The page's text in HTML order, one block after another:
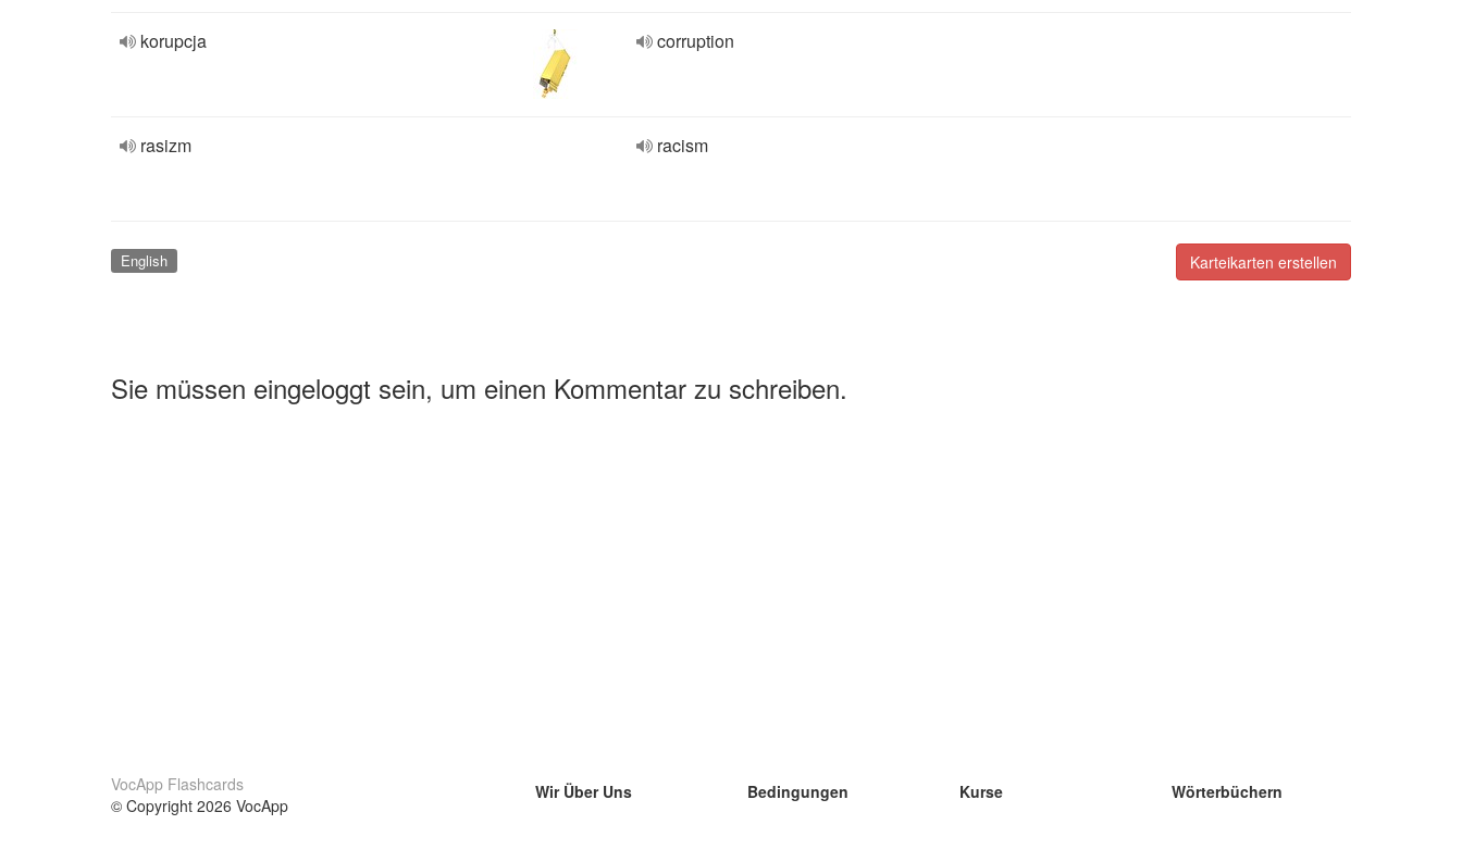
korupcja corruption
rasizm racism
Karteikarten erstellen
English
Sie müssen eingeloggt sein, um einen Kommentar zu schreiben.
VocApp Flashcards
© Copyright 2026 VocApp
Wir Über Uns
Bedingungen
Kurse
Wörterbüchern